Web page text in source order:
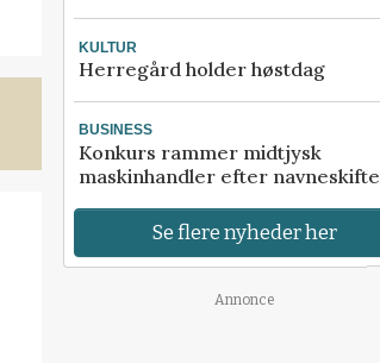
KULTUR
Herregård holder høstdag
BUSINESS
Konkurs rammer midtjysk
maskinhandler efter navneskifte
Se flere nyheder her
Annonce